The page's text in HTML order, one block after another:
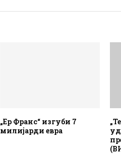
„Ер Франс“ изгуби 7
милијарди евра